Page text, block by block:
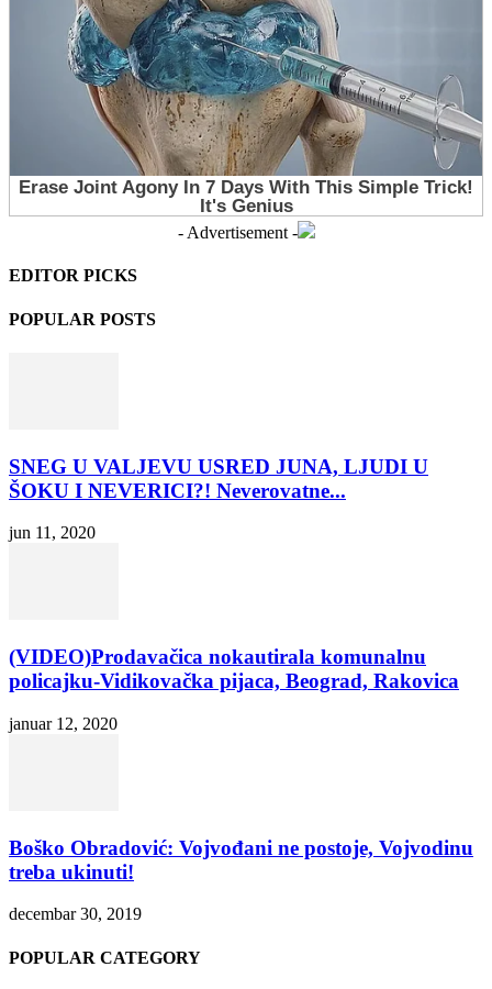
- Advertisement -
EDITOR PICKS
POPULAR POSTS
SNEG U VALJEVU USRED JUNA, LJUDI U
ŠOKU I NEVERICI?! Neverovatne...
jun 11, 2020
(VIDEO)Prodavačica nokautirala komunalnu
policajku-Vidikovačka pijaca, Beograd, Rakovica
januar 12, 2020
Boško Obradović: Vojvođani ne postoje, Vojvodinu
treba ukinuti!
decembar 30, 2019
POPULAR CATEGORY